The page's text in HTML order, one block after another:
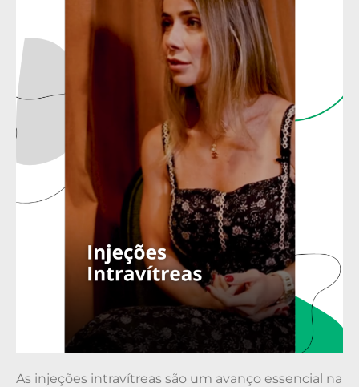
As injeções intravítreas são um avanço essencial na